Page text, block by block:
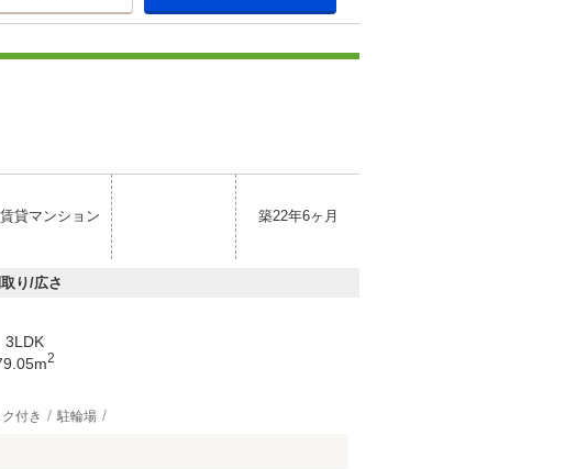
賃貸マンション 築22年6ヶ月
取り/広さ
3LDK
2
付き 駐輪場